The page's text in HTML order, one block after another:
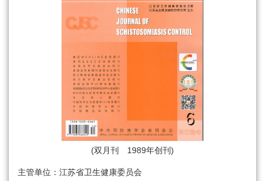
(双月刊 1989年创刊)
主管单位：江苏省卫生健康委员会